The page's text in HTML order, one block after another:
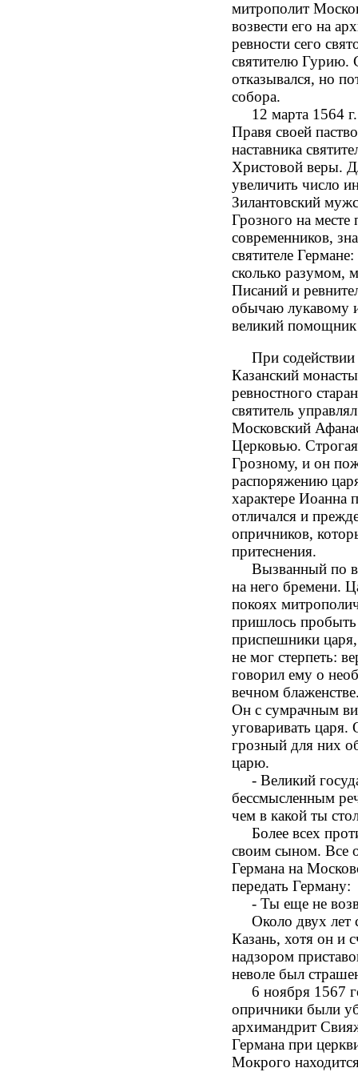
митрополит
возвести его на
ревности сего
святителю Гурию.
отказывался, но
собора.
12 марта 1564 г.
Правя своей
наставника
Христовой веры.
увеличить число
Зилантовский
Грозного на
современников,
святителе
сколько разумом,
Писаний и
обычаю лукавому
великий
При содействии
Казанский
ревностного
святитель
Московский
Церковью.
Грозному, и он
распоряжению
характере Иоанна
отличался и
опричников,
притеснения.
Вызванный по
на него бремени.
покоях
пришлось пробыть
приспешники
не мог стерпеть:
говорил ему о
вечном
Он с сумрачным
уговаривать
грозный для них
царю.
- Великий
бессмысленным
чем в какой ты
Более всех
своим сыном. Все
Германа на
передать Герману:
- Ты еще не
Около двух лет
Казань, хотя он и
надзором
неволе был
6 ноября 1567
опричники были
архимандрит
Германа при
Мокрого